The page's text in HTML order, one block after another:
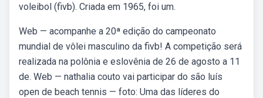
voleibol (fivb). Criada em 1965, foi um.
Web — acompanhe a 20ª edição do campeonato
mundial de vôlei masculino da fivb! A competição será
realizada na polônia e eslovênia de 26 de agosto a 11
de. Web — nathalia couto vai participar do são luís
open de beach tennis — foto: Uma das líderes do